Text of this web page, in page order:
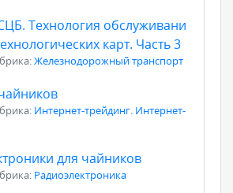
Технология обслуживани
карт. Часть 3
Железнодорожный транспорт
Интернет-трейдинг. Интернет-
для чайников
Радиоэлектроника